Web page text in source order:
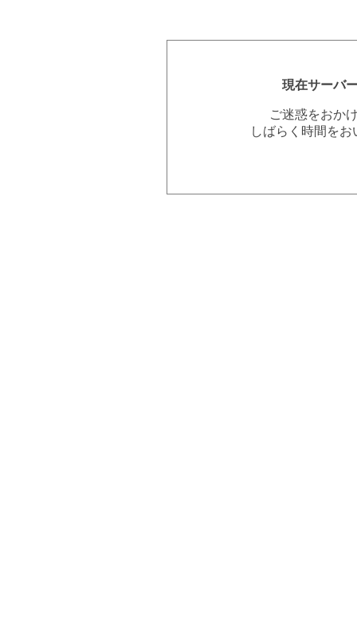
現在サーバ
ご迷惑をおか
しばらく時間を